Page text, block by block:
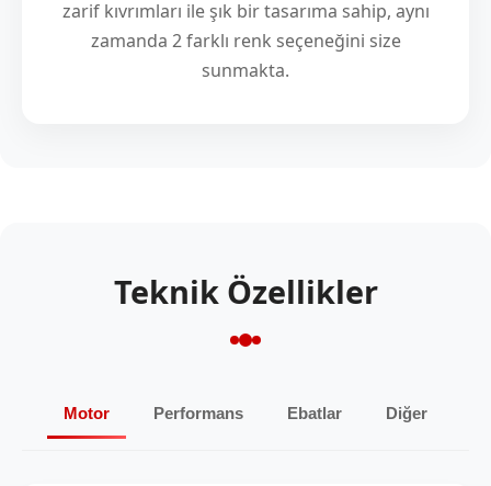
zarif kıvrımları ile şık bir tasarıma sahip, aynı
zamanda 2 farklı renk seçeneğini size
sunmakta.
Teknik Özellikler
Motor Performans Ebatlar Diğer